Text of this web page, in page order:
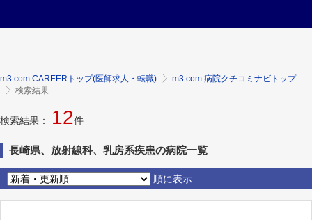
m3.com CAREERトップ(医師求人・転職)
m3.com 病院クチコミナビトップ
検索結果
検索結果： 12件
長崎県、放射線科、乳房系疾患の病院一覧
順に表示